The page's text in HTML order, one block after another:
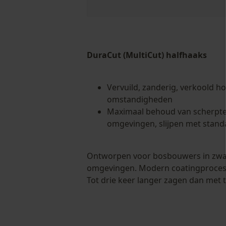
DuraCut (MultiCut) halfhaaks
Vervuild, zanderig, verkoold
omstandigheden
Maximaal behoud van
omgevingen, slijpen met
Ontworpen voor bosbouwers in
omgevingen. Modern
Tot drie keer langer zagen dan